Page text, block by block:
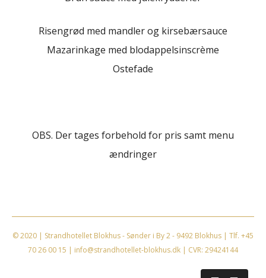
Risengrød med mandler og kirsebærsauce
Mazarinkage med blodappelsinscrème
Ostefade
OBS. Der tages forbehold for pris samt menu
ændringer
© 2020 | Strandhotellet Blokhus - Sønder i By 2 - 9492 Blokhus | Tlf. +45
70 26 00 15 | info@strandhotellet-blokhus.dk | CVR: 29424144